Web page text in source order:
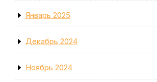
Январь 2025
Декабрь 2024
Ноябрь 2024